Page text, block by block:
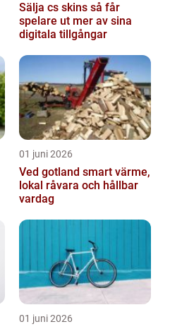
Sälja cs skins så får
spelare ut mer av sina
digitala tillgångar
01 juni 2026
Ved gotland smart värme,
lokal råvara och hållbar
vardag
01 juni 2026